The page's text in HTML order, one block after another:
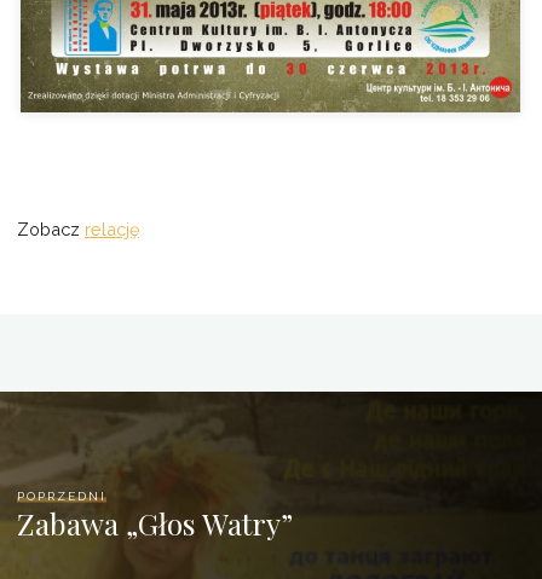
Zobacz relację
POPRZEDNI
Zabawa „Głos Watry”